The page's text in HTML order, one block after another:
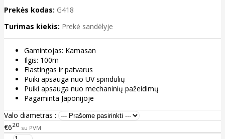
Prekės kodas: G418
Turimas kiekis: Prekė sandėlyje
Gamintojas: Kamasan
Ilgis: 100m
Elastingas ir patvarus
Puiki apsauga nuo UV spindulių
Puiki apsauga nuo mechaninių pažeidimų
Pagaminta Japonijoje
Valo diametras :
€620 su PVM